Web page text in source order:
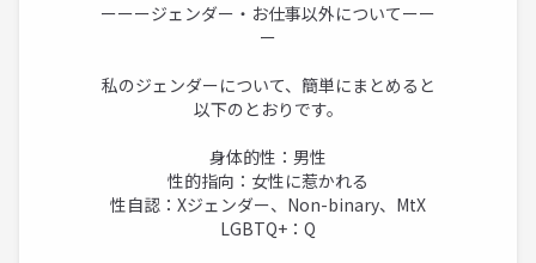
ーーージェンダー・お仕事以外についてーー
ー
私のジェンダーについて、簡単にまとめると
以下のとおりです。
身体的性：男性
性的指向：女性に惹かれる
性自認：Xジェンダー、Non-binary、MtX
LGBTQ+：Q